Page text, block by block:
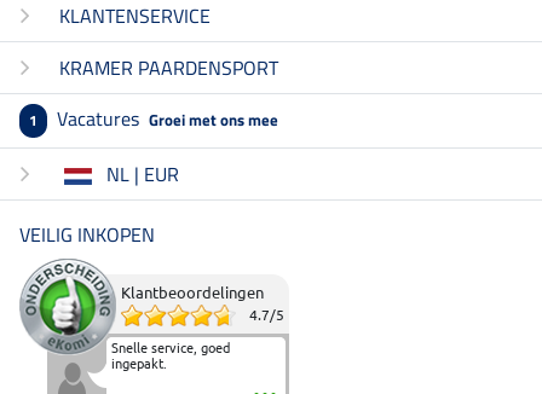
KLANTENSERVICE
KRAMER PAARDENSPORT
1 Vacatures Groei met ons mee
NL | EUR
VEILIG INKOPEN
Klantbeoordelingen
4.7/5
Snelle service, goed
ingepakt.